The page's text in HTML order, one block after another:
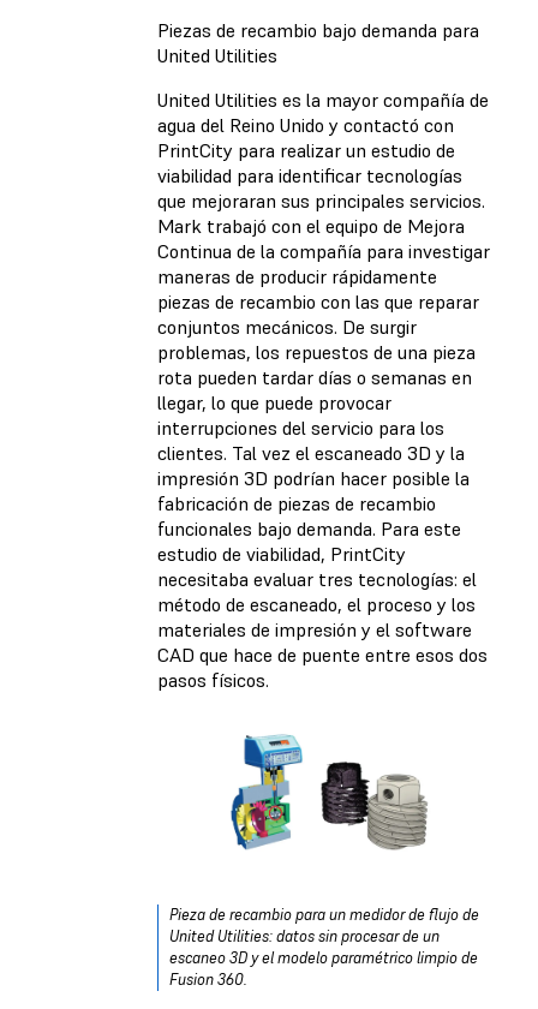
Piezas de recambio bajo demanda para
United Utilities
United Utilities es la mayor compañía de
agua del Reino Unido y contactó con
PrintCity para realizar un estudio de
viabilidad para identificar tecnologías
que mejoraran sus principales servicios.
Mark trabajó con el equipo de Mejora
Continua de la compañía para investigar
maneras de producir rápidamente
piezas de recambio con las que reparar
conjuntos mecánicos. De surgir
problemas, los repuestos de una pieza
rota pueden tardar días o semanas en
llegar, lo que puede provocar
interrupciones del servicio para los
clientes. Tal vez el escaneado 3D y la
impresión 3D podrían hacer posible la
fabricación de piezas de recambio
funcionales bajo demanda. Para este
estudio de viabilidad, PrintCity
necesitaba evaluar tres tecnologías: el
método de escaneado, el proceso y los
materiales de impresión y el software
CAD que hace de puente entre esos dos
pasos físicos.
Pieza de recambio para un medidor de flujo de
United Utilities: datos sin procesar de un
escaneo 3D y el modelo paramétrico limpio de
Fusion 360.